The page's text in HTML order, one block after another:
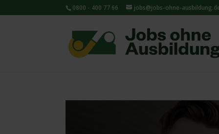
0800 - 400 77 66 jobs@jobs-ohne-